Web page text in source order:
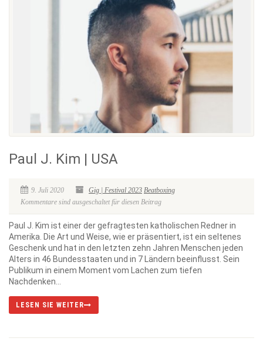
Paul J. Kim | USA
9. Juli 2020 Gig | Festival 2023 Beatboxing
Kommentare sind ausgeschaltet für diesen Beitrag
Paul J. Kim ist einer der gefragtesten katholischen Redner in
Amerika. Die Art und Weise, wie er präsentiert, ist ein seltenes
Geschenk und hat in den letzten zehn Jahren Menschen jeden
Alters in 46 Bundesstaaten und in 7 Ländern beeinflusst. Sein
Publikum in einem Moment vom Lachen zum tiefen
Nachdenken...
LESEN SIE WEITER